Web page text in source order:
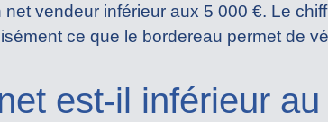
net vendeur inférieur aux 5 000 €. Le
ce que le bordereau permet de
est-il inférieur